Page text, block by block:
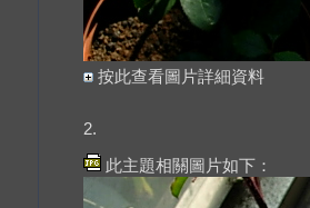
按此查看圖片詳細資料
2.
此主題相關圖片如下：